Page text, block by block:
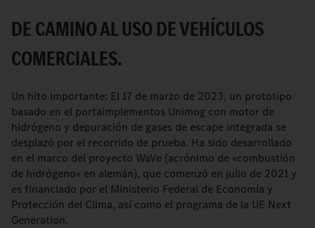
DE CAMINO AL USO DE VEHÍCULOS
COMERCIALES.
Un hito importante: El 17 de marzo de 2023, un prototipo
basado en el portaimplementos Unimog con motor de
hidrógeno y depuración de gases de escape integrada se
desplazó por el recorrido de prueba. Ha sido desarrollado
en el marco del proyecto WaVe (acrónimo de «combustión
de hidrógeno» en alemán), que comenzó en julio de 2021 y
es financiado por el Ministerio Federal de Economía y
Protección del Clima, así como el programa de la UE Next
Generation.